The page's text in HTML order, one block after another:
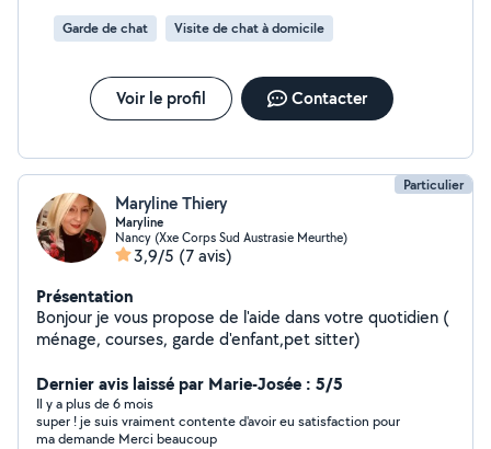
Garde de chat Visite de chat à domicile
Voir le profil Contacter
Particulier
Maryline Thiery
Maryline
Nancy (Xxe Corps Sud Austrasie Meurthe)
3,9/5 (7 avis)
Présentation
Bonjour je vous propose de l'aide dans votre quotidien (
ménage, courses, garde d'enfant,pet sitter)
Dernier avis laissé par Marie-Josée : 5/5
Il y a plus de 6 mois
super ! je suis vraiment contente d'avoir eu satisfaction pour
ma demande Merci beaucoup